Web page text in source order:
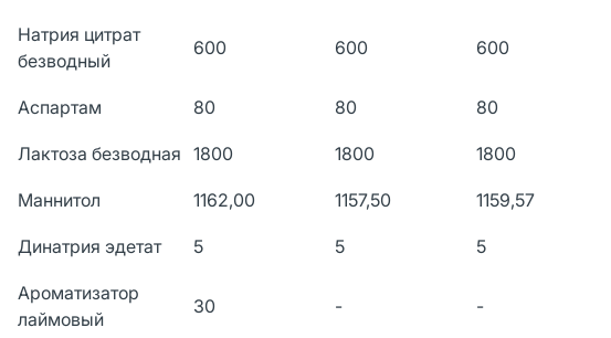
Натрия цитрат
безводный
600 600 600
Аспартам 80 80 80
Лактоза безводная 1800 1800 1800
Маннитол 1162,00 1157,50 1159,57
Динатрия эдетат 5 5 5
Ароматизатор
лаймовый
30 - -